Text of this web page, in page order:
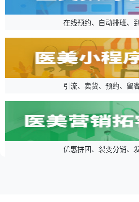
在线预约、自动排班、
引流、卖货、预约、留
优惠拼团、裂变分销、